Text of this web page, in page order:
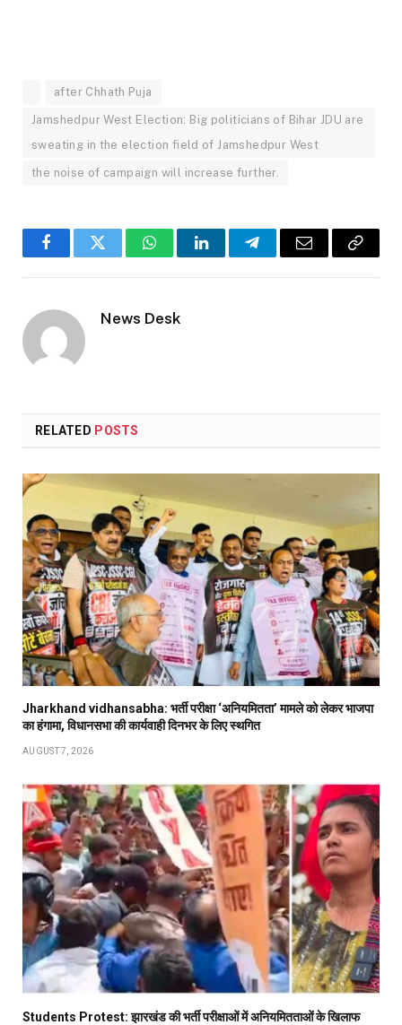
after Chhath Puja
Jamshedpur West Election: Big politicians of Bihar JDU are
sweating in the election field of Jamshedpur West
the noise of campaign will increase further.
FacebookTwitter WhatsAppLinkedInTelegramEmail
Copy
News Desk
RELATED POSTS
Jharkhand vidhansabha: भर्ती परीक्षा ‘अनियमितता’ मामले को लेकर भाजपा
का हंगामा, विधानसभा की कार्यवाही दिनभर के लिए स्थगित
AUGUST 7, 2026
Students Protest: झारखंड की भर्ती परीक्षाओं में अनियमितताओं के खिलाफ